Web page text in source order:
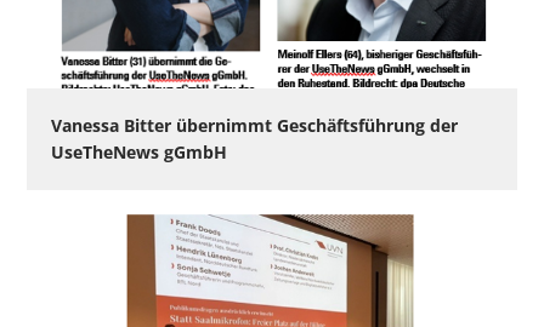
Vanessa Bitter übernimmt Geschäftsführung der
UseTheNews gGmbH